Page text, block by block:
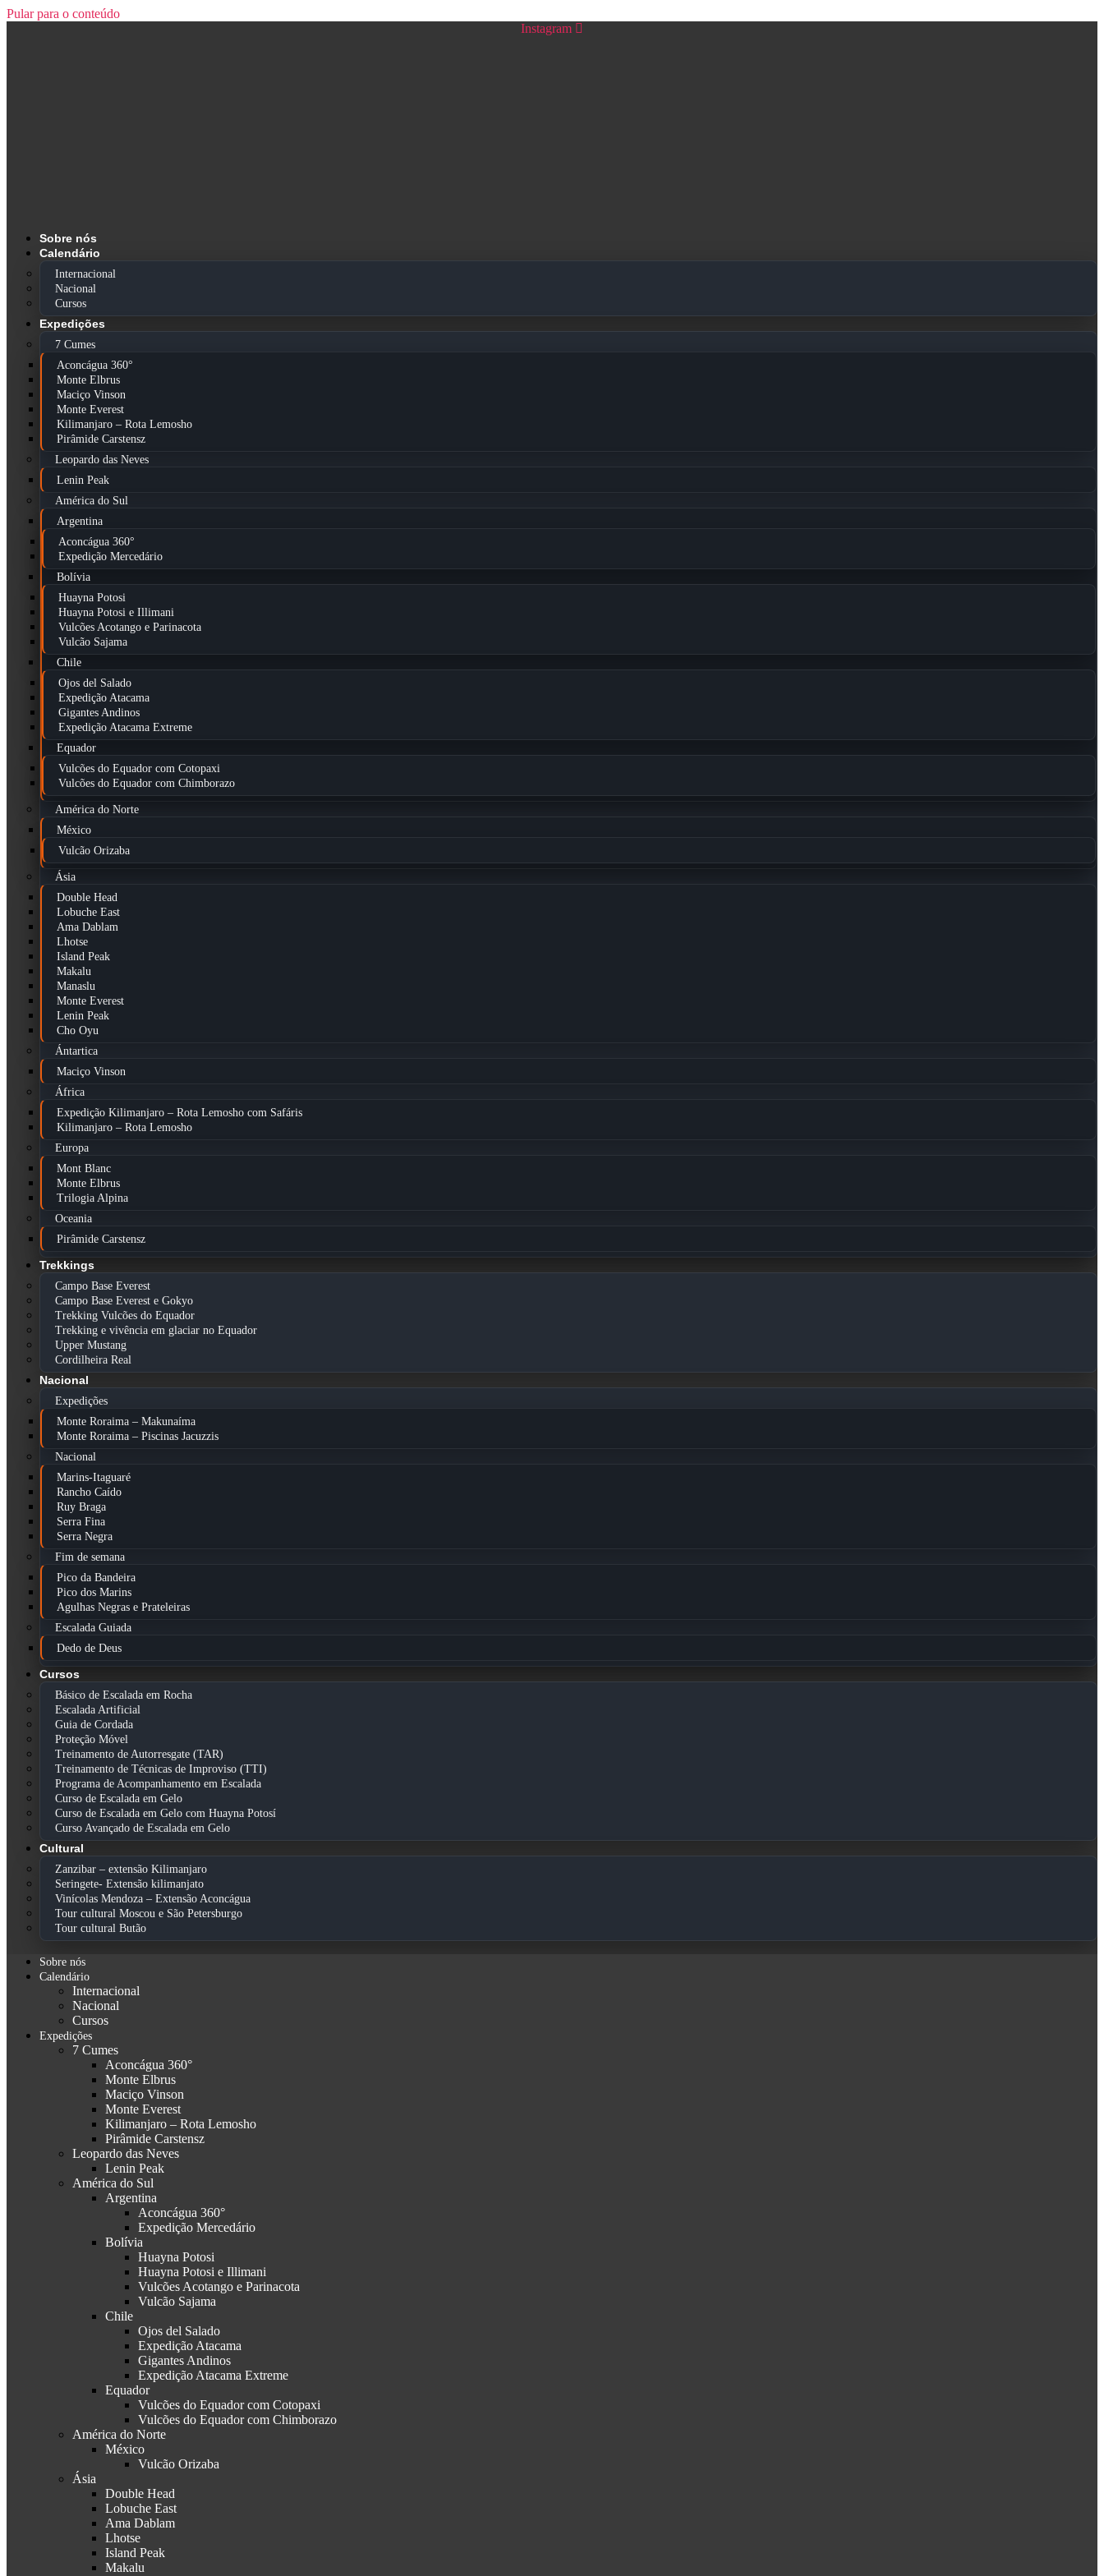
Pular para o conteúdo
Instagram
Sobre nós
Calendário
Internacional
Nacional
Cursos
Expedições
7 Cumes
Aconcágua 360°
Monte Elbrus
Maciço Vinson
Monte Everest
Kilimanjaro – Rota Lemosho
Pirâmide Carstensz
Leopardo das Neves
Lenin Peak
América do Sul
Argentina
Aconcágua 360°
Expedição Mercedário
Bolívia
Huayna Potosi
Huayna Potosi e Illimani
Vulcões Acotango e Parinacota
Vulcão Sajama
Chile
Ojos del Salado
Expedição Atacama
Gigantes Andinos
Expedição Atacama Extreme
Equador
Vulcões do Equador com Cotopaxi
Vulcões do Equador com Chimborazo
América do Norte
México
Vulcão Orizaba
Ásia
Double Head
Lobuche East
Ama Dablam
Lhotse
Island Peak
Makalu
Manaslu
Monte Everest
Lenin Peak
Cho Oyu
Ántartica
Maciço Vinson
África
Expedição Kilimanjaro – Rota Lemosho com Safáris
Kilimanjaro – Rota Lemosho
Europa
Mont Blanc
Monte Elbrus
Trilogia Alpina
Oceania
Pirâmide Carstensz
Trekkings
Campo Base Everest
Campo Base Everest e Gokyo
Trekking Vulcões do Equador
Trekking e vivência em glaciar no Equador
Upper Mustang
Cordilheira Real
Nacional
Expedições
Monte Roraima – Makunaíma
Monte Roraima – Piscinas Jacuzzis
Nacional
Marins-Itaguaré
Rancho Caído
Ruy Braga
Serra Fina
Serra Negra
Fim de semana
Pico da Bandeira
Pico dos Marins
Agulhas Negras e Prateleiras
Escalada Guiada
Dedo de Deus
Cursos
Básico de Escalada em Rocha
Escalada Artificial
Guia de Cordada
Proteção Móvel
Treinamento de Autorresgate (TAR)
Treinamento de Técnicas de Improviso (TTI)
Programa de Acompanhamento em Escalada
Curso de Escalada em Gelo
Curso de Escalada em Gelo com Huayna Potosí
Curso Avançado de Escalada em Gelo
Cultural
Zanzibar – extensão Kilimanjaro
Seringete- Extensão kilimanjato
Vinícolas Mendoza – Extensão Aconcágua
Tour cultural Moscou e São Petersburgo
Tour cultural Butão
Sobre nós
Calendário
Internacional
Nacional
Cursos
Expedições
7 Cumes
Aconcágua 360°
Monte Elbrus
Maciço Vinson
Monte Everest
Kilimanjaro – Rota Lemosho
Pirâmide Carstensz
Leopardo das Neves
Lenin Peak
América do Sul
Argentina
Aconcágua 360°
Expedição Mercedário
Bolívia
Huayna Potosi
Huayna Potosi e Illimani
Vulcões Acotango e Parinacota
Vulcão Sajama
Chile
Ojos del Salado
Expedição Atacama
Gigantes Andinos
Expedição Atacama Extreme
Equador
Vulcões do Equador com Cotopaxi
Vulcões do Equador com Chimborazo
América do Norte
México
Vulcão Orizaba
Ásia
Double Head
Lobuche East
Ama Dablam
Lhotse
Island Peak
Makalu